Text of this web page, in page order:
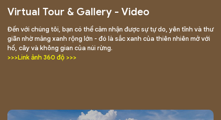
Virtual Tour & Gallery - Video
Đến với chúng tôi, bạn có thể cảm nhận được sự tự do, yên tĩnh và thư
giãn nhờ mảng xanh rộng lớn - đó là sắc xanh của thiên nhiên mở với
hồ, cây và không gian của núi rừng.
>>>Link ảnh 360 độ >>>